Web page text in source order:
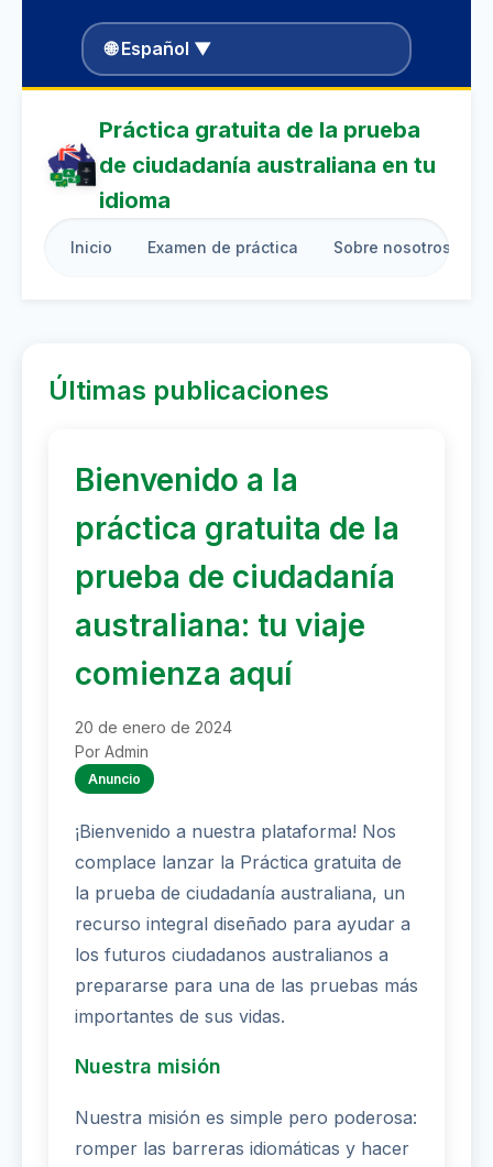
🌐 Español ▼
Práctica gratuita de la prueba
de ciudadanía australiana en tu
idioma
Inicio Examen de práctica Sobre nosotros
Últimas publicaciones
Bienvenido a la
práctica gratuita de la
prueba de ciudadanía
australiana: tu viaje
comienza aquí
20 de enero de 2024
Por Admin
Anuncio
¡Bienvenido a nuestra plataforma! Nos
complace lanzar la Práctica gratuita de
la prueba de ciudadanía australiana, un
recurso integral diseñado para ayudar a
los futuros ciudadanos australianos a
prepararse para una de las pruebas más
importantes de sus vidas.
Nuestra misión
Nuestra misión es simple pero poderosa:
romper las barreras idiomáticas y hacer